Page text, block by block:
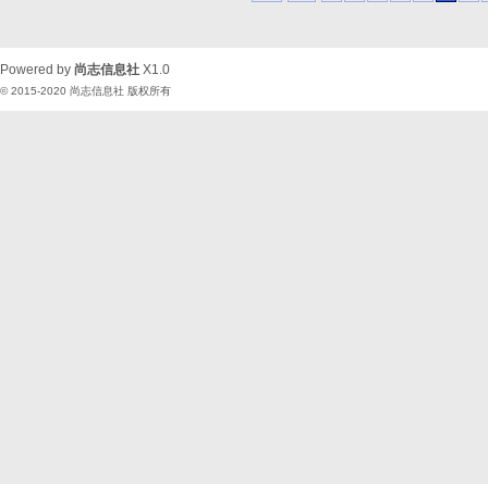
Powered by 尚志信息社 X1.0
© 2015-2020 尚志信息社 版权所有